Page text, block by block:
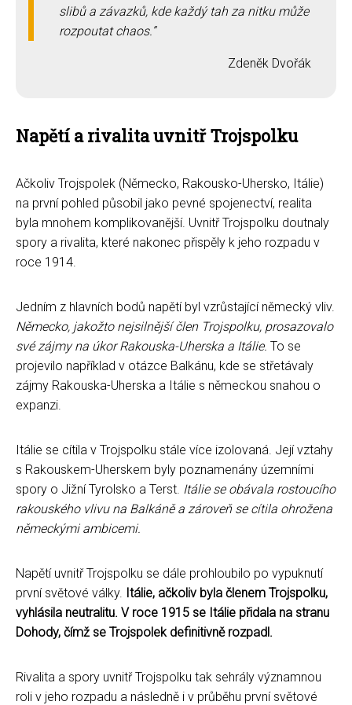
slibů a závazků, kde každý tah za nitku může
rozpoutat chaos.
Zdeněk Dvořák
Napětí a rivalita uvnitř Trojspolku
Ačkoliv Trojspolek (Německo, Rakousko-Uhersko, Itálie)
na první pohled působil jako pevné spojenectví, realita
byla mnohem komplikovanější. Uvnitř Trojspolku doutnaly
spory a rivalita, které nakonec přispěly k jeho rozpadu v
roce 1914.
Jedním z hlavních bodů napětí byl vzrůstající německý vliv.
Německo, jakožto nejsilnější člen Trojspolku, prosazovalo
své zájmy na úkor Rakouska-Uherska a Itálie. To se
projevilo například v otázce Balkánu, kde se střetávaly
zájmy Rakouska-Uherska a Itálie s německou snahou o
expanzi.
Itálie se cítila v Trojspolku stále více izolovaná. Její vztahy
s Rakouskem-Uherskem byly poznamenány územními
spory o Jižní Tyrolsko a Terst. Itálie se obávala rostoucího
rakouského vlivu na Balkáně a zároveň se cítila ohrožena
německými ambicemi.
Napětí uvnitř Trojspolku se dále prohloubilo po vypuknutí
první světové války. Itálie, ačkoliv byla členem Trojspolku,
vyhlásila neutralitu. V roce 1915 se Itálie přidala na stranu
Dohody, čímž se Trojspolek definitivně rozpadl.
Rivalita a spory uvnitř Trojspolku tak sehrály významnou
roli v jeho rozpadu a následně i v průběhu první světové